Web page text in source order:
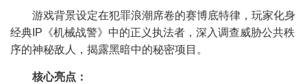
游戏背景设定在犯罪浪潮席卷的赛博底特律，玩家化身
经典IP《机械战警》中的正义执法者，深入调查威胁公共秩
序的神秘敌人，揭露黑暗中的秘密项目。
核心亮点：